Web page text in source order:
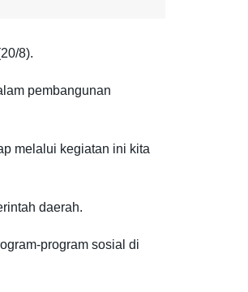
8).
pembangunan
melalui kegiatan ini kita
daerah.
program sosial di